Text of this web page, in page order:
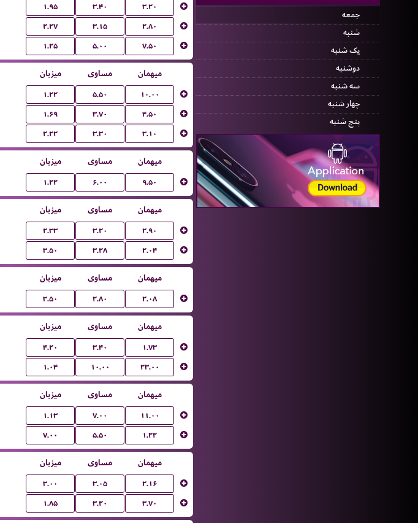
جمعه
شنبه
یک شنبه
دوشنبه
سه شنبه
چهار شنبه
پنج شنبه
۱.۹۵ ۳.۴۰ ۳.۲۰
۲.۲۷ ۳.۱۵ ۲.۸۰
۱.۲۵ ۵.۰۰
۷.۵۰
میزبان مساوی میهمان
۱.۲۲ ۵.۵۰ ۱۰.۰۰
۱.۶۹ ۳.۷۰ ۴.۵۰
۲.۲۲ ۳.۳۰
۳.۱۰
میزبان مساوی میهمان
۱.۲۲ ۶.۰۰
۹.۵۰
میزبان مساوی میهمان
۲.۳۳ ۳.۲۰ ۲.۹۰
۳.۵۰ ۳.۲۸
۲.۰۴
میزبان مساوی میهمان
۳.۵۰ ۲.۸۰
۲.۰۸
میزبان مساوی میهمان
۴.۲۰ ۳.۴۰ ۱.۷۳
۱.۰۴ ۱۰.۰۰
۲۳.۰۰
میزبان مساوی میهمان
۱.۱۳ ۷.۰۰ ۱۱.۰۰
۷.۰۰ ۵.۵۰
۱.۲۲
میزبان مساوی میهمان
۳.۰۰ ۳.۰۵ ۲.۱۶
۱.۸۵ ۳.۲۰
۳.۷۰